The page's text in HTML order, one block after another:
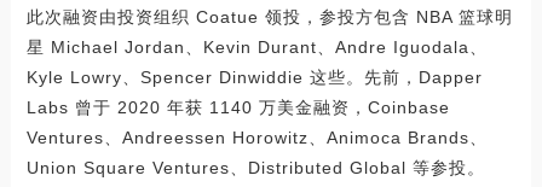
此次融资由投资组织 Coatue 领投，参投方包含 NBA 篮球明
星 Michael Jordan、Kevin Durant、Andre Iguodala、
Kyle Lowry、Spencer Dinwiddie 这些。先前，Dapper
Labs 曾于 2020 年获 1140 万美金融资，Coinbase
Ventures、Andreessen Horowitz、Animoca Brands、
Union Square Ventures、Distributed Global 等参投。